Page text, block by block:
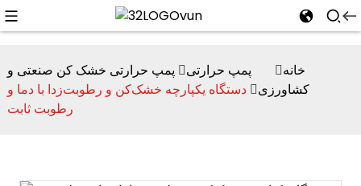
خانه پمپ حرارتی
پمپ حرارتی خشک کن صنعتی و
کشاورزی
دستگاه یکپارچه خشک‌کن و رطوبت‌زدا با دما و
رطوبت ثابت